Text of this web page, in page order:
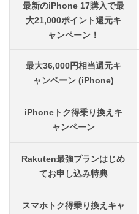
最新のiPhone 17購入で最
大21,000ポイント還元キ
ャンペーン！
最大36,000円相当還元キ
ャンペーン (iPhone)
iPhoneトク得乗り換えキ
ャンペーン
Rakuten最強プランはじめ
てお申し込み特典
スマホトク得乗り換えキャ